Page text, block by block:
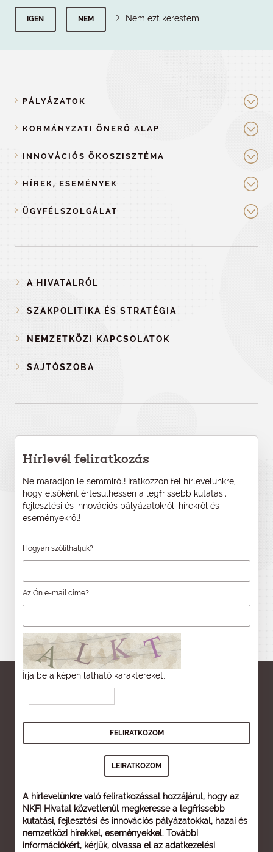
IGEN NEM Nem ezt kerestem
PÁLYÁZATOK
KORMÁNYZATI ÖNERŐ ALAP
INNOVÁCIÓS ÖKOSZISZTÉMA
HÍREK, ESEMÉNYEK
ÜGYFÉLSZOLGÁLAT
A HIVATALRÓL
SZAKPOLITIKA ÉS STRATÉGIA
NEMZETKÖZI KAPCSOLATOK
SAJTÓSZOBA
Hírlevél feliratkozás
Ne maradjon le semmiről! Iratkozzon fel hírlevelünkre,
hogy elsőként értesülhessen a legfrissebb kutatási,
fejlesztési és innovációs pályázatokról, hírekről és
eseményekről!
Hogyan szólíthatjuk?
Az Ön e-mail címe?
Írja be a képen látható karaktereket:
A hírlevelünkre való feliratkozással hozzájárul, hogy az
NKFI Hivatal közvetlenül megkeresse a legfrissebb
kutatási, fejlesztési és innovációs pályázatokkal, hazai és
nemzetközi hírekkel, eseményekkel. További
információkért, kérjük, olvassa el az adatkezelési